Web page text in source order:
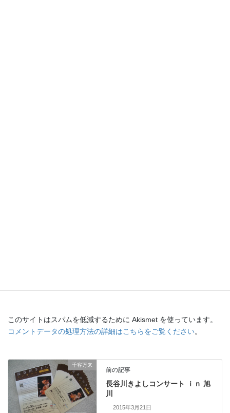
このサイトはスパムを低減するために Akismet を使っています。
コメントデータの処理方法の詳細はこちらをご覧ください。
千客万来
前の記事
長谷川きよしコンサート ｉｎ 旭
川
2015年3月21日